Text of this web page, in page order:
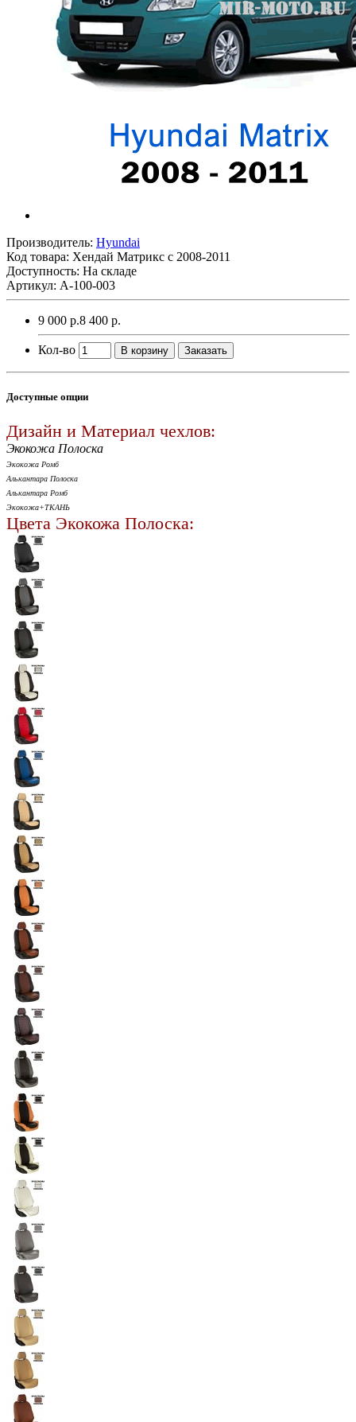
Производитель: Hyundai
Код товара: Хендай Матрикс с 2008-2011
Доступность: На складе
Артикул: A-100-003
9 000 р.8 400 р.
Кол-во В корзину Заказать
Доступные опции
Дизайн и Материал чехлов:
Экокожа Полоска
Экокожа Ромб
Алькантара Полоска
Алькантара Ромб
Экокожа+ТКАНЬ
Цвета Экокожа Полоска: